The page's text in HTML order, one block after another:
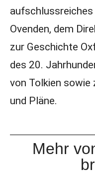
aufschlussreiches
Ovenden, dem
zur Geschichte
des 20.
von Tolkien
und Pläne.
Mehr